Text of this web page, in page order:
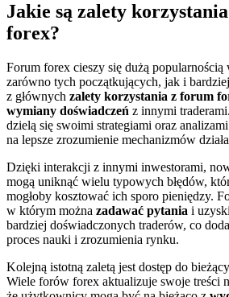
Jakie są zalety
forex?
Forum forex cieszy się dużą
zarówno tych początkujących, jak i
z głównych zalety korzystania z forum
wymiany doświadczeń z innymi
dzielą się swoimi strategiami oraz
na lepsze zrozumienie mechanizmów
Dzięki interakcji z innymi inwestorami,
mogą uniknąć wielu typowych błędów,
mogłoby kosztować ich sporo pieniędzy.
w którym można zadawać pytania i
bardziej doświadczonych traderów, co
proces nauki i zrozumienia rynku.
Kolejną istotną zaletą jest dostęp do
Wiele forów forex aktualizuje swoje treści